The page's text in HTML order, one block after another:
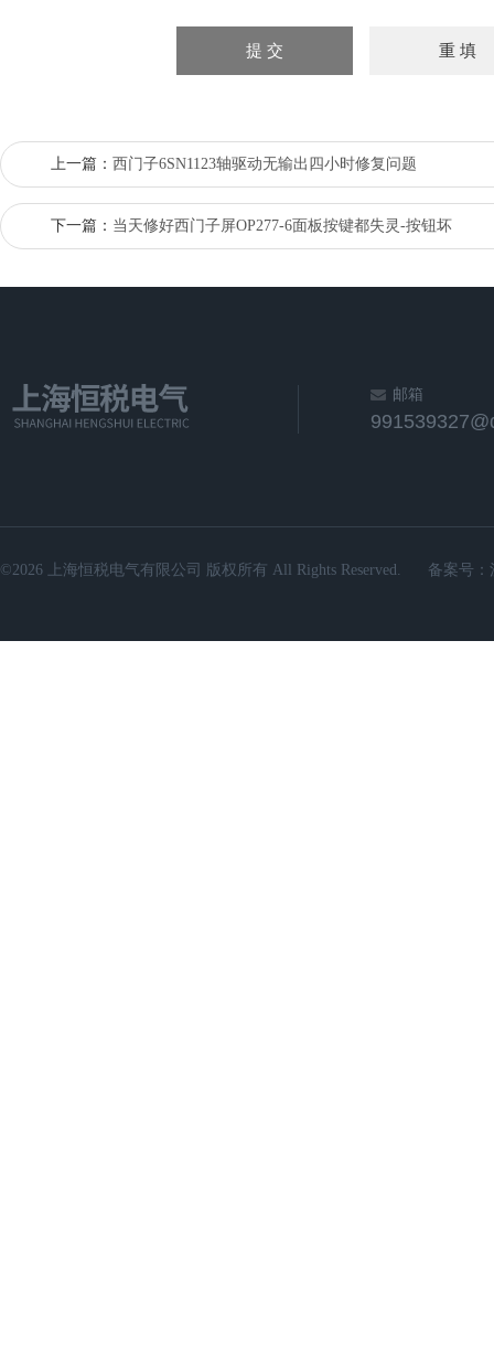
上一篇： 西门子6SN1123轴驱动无输出四小时修复问题
下一篇： 当天修好西门子屏OP277-6面板按键都失灵-按钮坏
邮箱
©2026 上海恒税电气有限公司 版权所有 All Rights Reserved. 备案号：